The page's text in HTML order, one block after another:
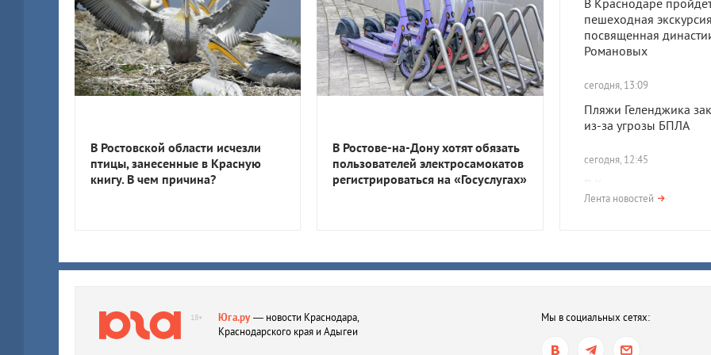
В Краснодаре
пешеходная
посвященная
Романовых
сегодня, 13:09
Пляжи Геленджика
из-за угрозы БПЛА
сегодня, 12:45
В Краснодаре
сирены из-за атаки
В Краснодаре
«Электрический
Лента новостей
В Ростовской области исчезли
птицы, занесенные в Красную
книгу. В чем причина?
В Ростове-на-Дону хотят обязать
пользователей электросамокатов
регистрироваться на «Госуслугах»
18+ Юга.ру— новости Краснодара,
Краснодарского края и Адыгеи
Мы в социальных сетях: